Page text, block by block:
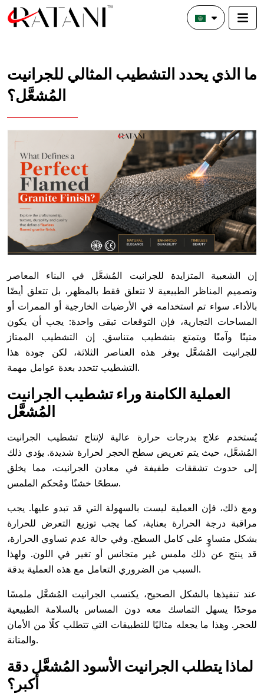
ما الذي يحدد التشطيب المثالي للجرانيت
المُشعَّل؟
إن الشعبية المتزايدة للجرانيت المُشعَّل في البناء المعاصر
وتصميم المناظر الطبيعية لا تتعلق فقط بالمظهر، بل تتعلق أيضًا
بالأداء. سواء تم استخدامه في الأرضيات الخارجية أو الممرات أو
المساحات التجارية، فإن التوقعات تبقى واحدة: يجب أن يكون
متينًا وآمنًا ويتمتع بتشطيب متناسق. إن التشطيب الممتاز
للجرانيت المُشعَّل يوفر هذه العناصر الثلاثة، لكن جودة هذا
التشطيب تتحدد بعدة عوامل مهمة.
العملية الكامنة وراء تشطيب الجرانيت
المُشعَّل
يُستخدم علاج بدرجات حرارة عالية لإنتاج تشطيب الجرانيت
المُشعَّل، حيث يتم تعريض سطح الحجر لحرارة شديدة. يؤدي ذلك
إلى حدوث تشققات طفيفة في معادن الجرانيت، مما يخلق
سطحًا خشنًا ومُحكم الملمس.
ومع ذلك، فإن العملية ليست بالسهولة التي قد تبدو عليها. يجب
مراقبة درجة الحرارة بعناية، كما يجب توزيع التعرض للحرارة
بشكل متساوٍ على كامل السطح. وفي حالة عدم تساوي الحرارة،
قد ينتج عن ذلك ملمس غير متجانس أو تغير في اللون. ولهذا
السبب من الضروري التعامل مع هذه العملية بدقة.
عند تنفيذها بالشكل الصحيح، يكتسب الجرانيت المُشعَّل ملمسًا
موحدًا يسهل التماسك معه دون المساس بالسلامة الطبيعية
للحجر. وهذا ما يجعله مثاليًا للتطبيقات التي تتطلب كلًا من الأمان
والمتانة.
لماذا يتطلب الجرانيت الأسود المُشعَّل دقة
أكبر؟